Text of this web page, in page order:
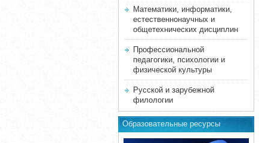
Математики, информатики,
естественнонаучных и
общетехнических дисциплин
Профессиональной
педагогики, психологии и
физической культуры
Русской и зарубежной
филологии
Образовательные ресурсы